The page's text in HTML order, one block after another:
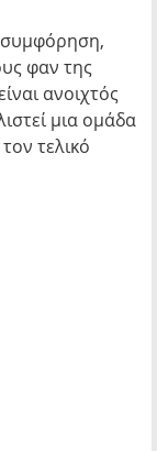
συμφόρηση,
φαν της
ανοιχτός
μια ομάδα
τελικό